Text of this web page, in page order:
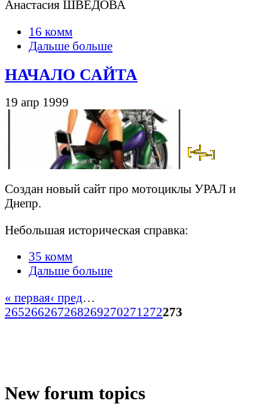
Анастасия ШВЕДОВА
16 комм
Дальше больше
НАЧАЛО САЙТА
19 апр 1999
Создан новый сайт про мотоциклы УРАЛ и
Днепр.
Небольшая историческая справка:
35 комм
Дальше больше
« первая‹ пред…
265266267268269270271 272273
New forum topics